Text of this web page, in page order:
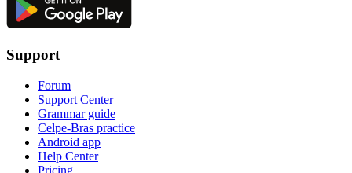
Support
Forum
Support Center
Grammar guide
Celpe-Bras practice
Android app
Help Center
Pricing